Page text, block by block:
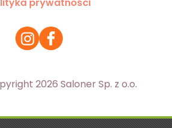
2026 Saloner Sp. z o.o.